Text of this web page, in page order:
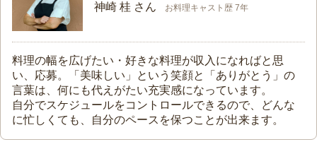
神崎 桂 さん お料理キャスト歴 7年
料理の幅を広げたい・好きな料理が収入になればと思
い、応募。「美味しい」という笑顔と「ありがとう」の
言葉は、何にも代えがたい充実感になっています。
自分でスケジュールをコントロールできるので、どんな
に忙しくても、自分のペースを保つことが出来ます。